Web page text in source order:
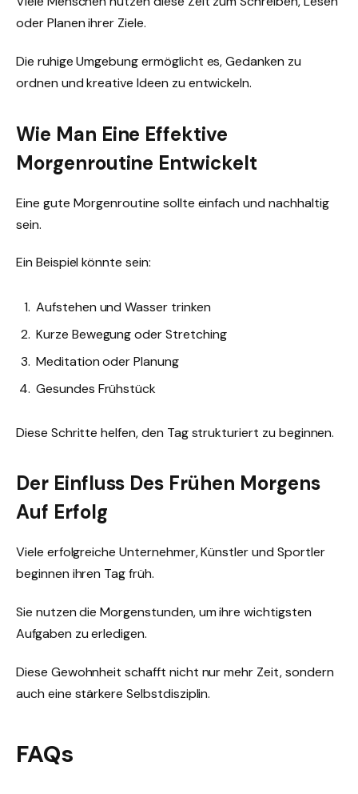
oder Planen ihrer Ziele.
Die ruhige Umgebung ermöglicht es, Gedanken zu
ordnen und kreative Ideen zu entwickeln.
Wie Man Eine Effektive
Morgenroutine Entwickelt
Eine gute Morgenroutine sollte einfach und nachhaltig
sein.
Ein Beispiel könnte sein:
Aufstehen und Wasser trinken
Kurze Bewegung oder Stretching
Meditation oder Planung
Gesundes Frühstück
Diese Schritte helfen, den Tag strukturiert zu beginnen.
Der Einfluss Des Frühen Morgens
Auf Erfolg
Viele erfolgreiche Unternehmer, Künstler und Sportler
beginnen ihren Tag früh.
Sie nutzen die Morgenstunden, um ihre wichtigsten
Aufgaben zu erledigen.
Diese Gewohnheit schafft nicht nur mehr Zeit, sondern
auch eine stärkere Selbstdisziplin.
FAQs